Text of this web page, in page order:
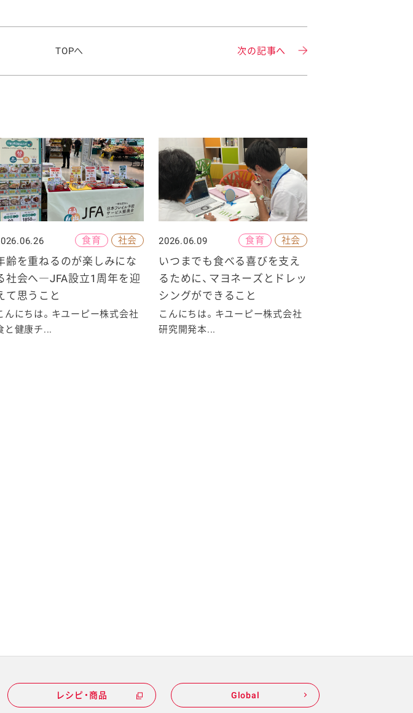
TOPへ 次の記事へ
食育 社会
齢を重ねるのが楽しみにな
社会へ―JFA設立1周年を迎
て思うこと
んにちは。キユーピー株式会社
と健康チ...
食育 社会
2026.06.09
いつまでも食べる喜びを支え
るために、マヨネーズとドレッ
シングができること
こんにちは。キユーピー株式会社
研究開発本...
レシピ・商品 Global